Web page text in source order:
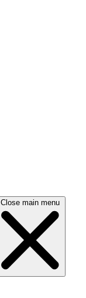
Close main menu